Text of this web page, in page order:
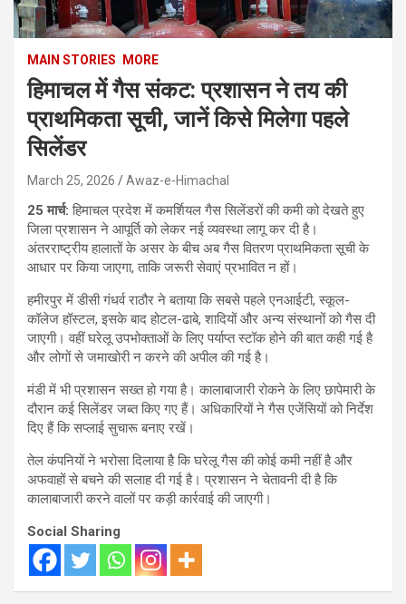
MAIN STORIES MORE
हिमाचल में गैस संकट: प्रशासन ने तय की
प्राथमिकता सूची, जानें किसे मिलेगा पहले
सिलेंडर
March 25, 2026 Awaz-e-Himachal
25 मार्च:हिमाचल प्रदेश में कमर्शियल गैस सिलेंडरों की कमी को देखते हुए
जिला प्रशासन ने आपूर्ति को लेकर नई व्यवस्था लागू कर दी है।
अंतरराष्ट्रीय हालातों के असर के बीच अब गैस वितरण प्राथमिकता सूची के
आधार पर किया जाएगा, ताकि जरूरी सेवाएं प्रभावित न हों।
हमीरपुर में डीसी गंधर्व राठौर ने बताया कि सबसे पहले एनआईटी, स्कूल-
कॉलेज हॉस्टल, इसके बाद होटल-ढाबे, शादियों और अन्य संस्थानों को गैस दी
जाएगी। वहीं घरेलू उपभोक्ताओं के लिए पर्याप्त स्टॉक होने की बात कही गई है
और लोगों से जमाखोरी न करने की अपील की गई है।
मंडी में भी प्रशासन सख्त हो गया है। कालाबाजारी रोकने के लिए छापेमारी के
दौरान कई सिलेंडर जब्त किए गए हैं। अधिकारियों ने गैस एजेंसियों को निर्देश
दिए हैं कि सप्लाई सुचारू बनाए रखें।
तेल कंपनियों ने भरोसा दिलाया है कि घरेलू गैस की कोई कमी नहीं है और
अफवाहों से बचने की सलाह दी गई है। प्रशासन ने चेतावनी दी है कि
कालाबाजारी करने वालों पर कड़ी कार्रवाई की जाएगी।
Social Sharing